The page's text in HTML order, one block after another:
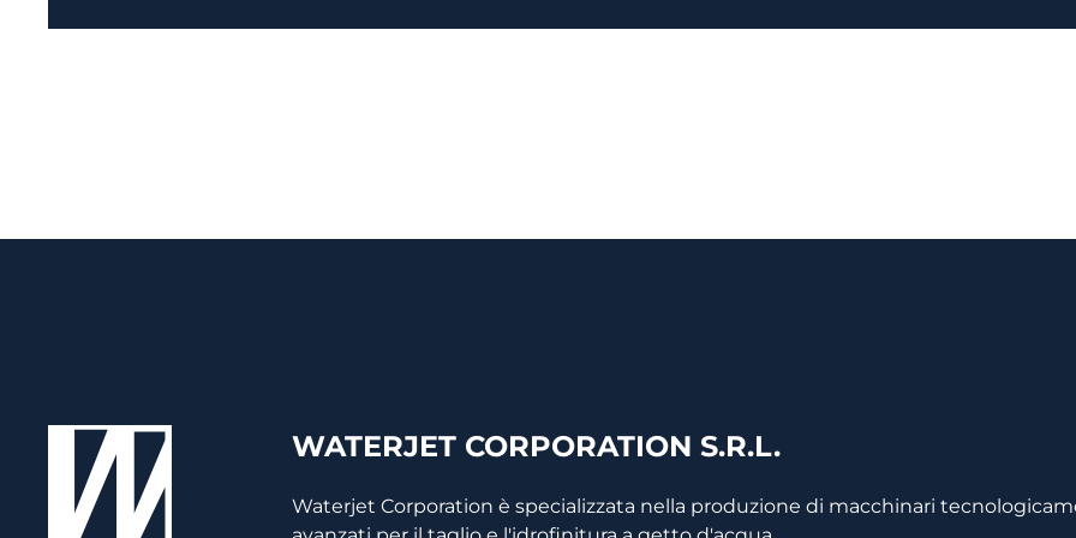
WATERJET CORPORATION S.R.L.
Waterjet Corporation è specializzata nella produzione di macchinari